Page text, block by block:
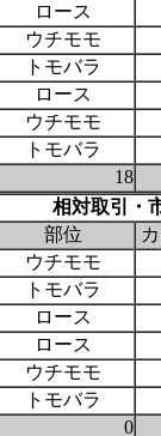
ロース
ウチモモ
トモバラ
ロース
ウチモモ
トモバラ
18
相対取引・
部位
ウチモモ
トモバラ
ロース
ロース
ウチモモ
トモバラ
0